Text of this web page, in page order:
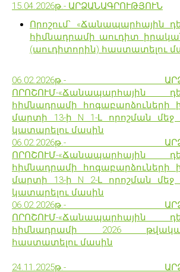
15.04.2026թ.- ԱՐՁԱՆԱԳՐՈՒԹՅՈՒՆ
Որոշում՝ «Ճանապարհային
հիմնադրամի աուդիտ
(աուդիտորին) հաստատելու
06.02.2026թ.-
ՈՐՈՇՈՒՄ-«Ճանապարհային
հիմնադրամի հոգաբարձուների
մարտի 13-ի N 1-Լ որոշման մեջ
կատարելու մասին
06.02.2026թ.-
ՈՐՈՇՈՒՄ-«Ճանապարհային
հիմնադրամի հոգաբարձուների
մարտի 13-ի N 2-Լ որոշման մեջ
կատարելու մասին
06.02.2026թ.-
ՈՐՈՇՈՒՄ-«Ճանապարհային
հիմնադրամի 2026
հաստատելու մասին
24.11.2025թ.-